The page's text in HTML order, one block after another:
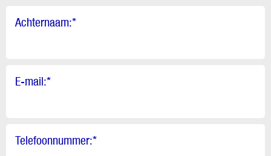
Achternaam:*
E-mail:*
Telefoonnummer:*